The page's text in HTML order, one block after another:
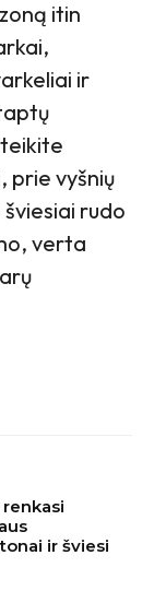
itin
ir
prie vyšnių
rudo
verta
renkasi
ir šviesi